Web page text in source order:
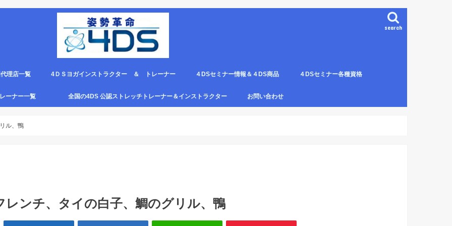
search
理店一覧
ピロー代理店 クリエピロー説明＆使い方動画
クリエピロー Q＆A
クリエピロー販売店になる方法は？
＆手首足首ベルト
代理店一覧
4ＤＳヨガインストラクター ＆ トレーナー ４DSセミナー情報＆４DS商品
4ds商品
４DSのテンプレート（S字カーブ定
４ＤＳの各部門の説明
4DS セミナー受講料について
セミナー受講のルールとキャンセルに
４DSセミナー各種資格
レーナー一覧 全国の4DS 公認ストレッチトレーナー＆インストラクター お問い合わせ
ル、鴨
レンチ、タイの白子、鯛のグリル、鴨